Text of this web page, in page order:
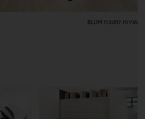
מגירות למטבח BLUM